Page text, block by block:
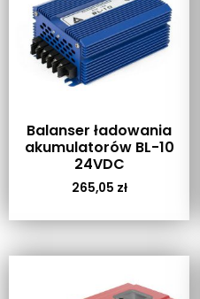
Balanser ładowania
akumulatorów BL-10
24VDC
265,05 zł